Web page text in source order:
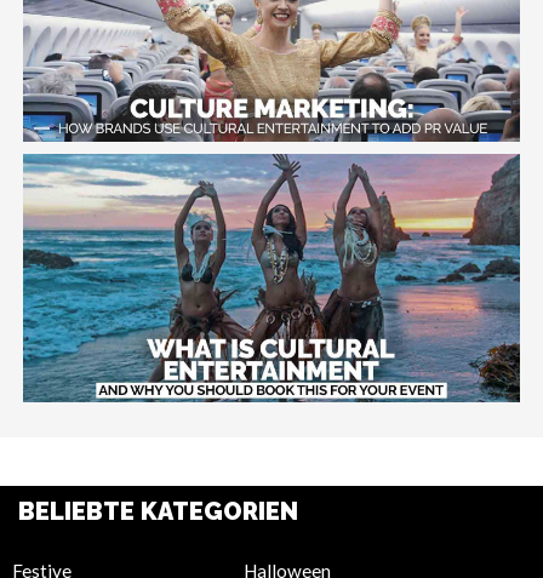
BELIEBTE KATEGORIEN
Festive Halloween